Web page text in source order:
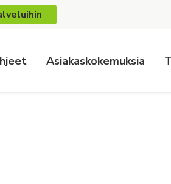
Asiakaskokemuksia